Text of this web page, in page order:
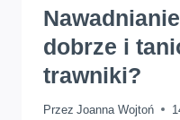
dobrze i
trawniki?
Przez Joanna Wojtoń